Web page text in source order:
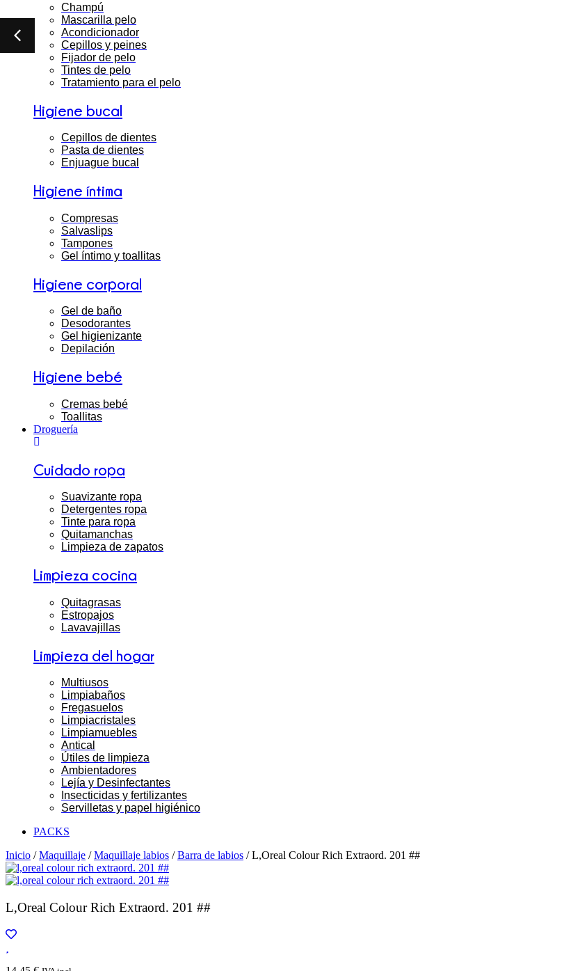
Champú
Mascarilla pelo
Acondicionador
Cepillos y peines
Fijador de pelo
Tintes de pelo
Tratamiento para el pelo
Higiene bucal
Cepillos de dientes
Pasta de dientes
Enjuague bucal
Higiene íntima
Compresas
Salvaslips
Tampones
Gel íntimo y toallitas
Higiene corporal
Gel de baño
Desodorantes
Gel higienizante
Depilación
Higiene bebé
Cremas bebé
Toallitas
Droguería
Cuidado ropa
Suavizante ropa
Detergentes ropa
Tinte para ropa
Quitamanchas
Limpieza de zapatos
Limpieza cocina
Quitagrasas
Estropajos
Lavavajillas
Limpieza del hogar
Multiusos
Limpiabaños
Fregasuelos
Limpiacristales
Limpiamuebles
Antical
Útiles de limpieza
Ambientadores
Lejía y Desinfectantes
Insecticidas y fertilizantes
Servilletas y papel higiénico
PACKS
Inicio /Maquillaje /Maquillaje labios /Barra de labios / L,Oreal Colour Rich Extraord. 201 ##
L,Oreal Colour Rich Extraord. 201 ##